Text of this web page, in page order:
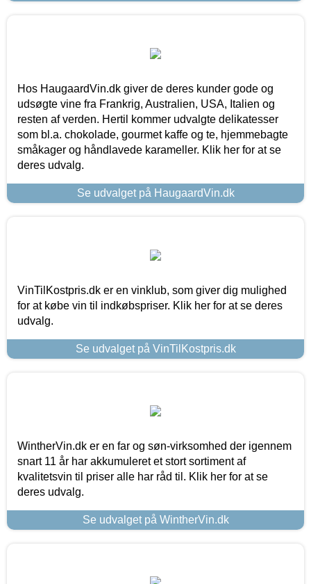
Hos HaugaardVin.dk giver de deres kunder gode og
udsøgte vine fra Frankrig, Australien, USA, Italien og
resten af verden. Hertil kommer udvalgte delikatesser
som bl.a. chokolade, gourmet kaffe og te, hjemmebagte
småkager og håndlavede karameller. Klik her for at se
deres udvalg.
Se udvalget på HaugaardVin.dk
VinTilKostpris.dk er en vinklub, som giver dig mulighed
for at købe vin til indkøbspriser. Klik her for at se deres
udvalg.
Se udvalget på VinTilKostpris.dk
WintherVin.dk er en far og søn-virksomhed der igennem
snart 11 år har akkumuleret et stort sortiment af
kvalitetsvin til priser alle har råd til. Klik her for at se
deres udvalg.
Se udvalget på WintherVin.dk